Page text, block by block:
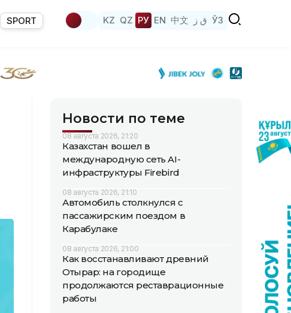
SPORT KZ QZ РУ EN 中文 ق ز ЎЗ
Новости по теме
08 августа 2026, 21:20
Казахстан вошел в
международную сеть AI-
инфраструктуры Firebird
08 августа 2026, 21:10
Автомобиль столкнулся с
пассажирским поездом в
Карабулаке
08 августа 2026, 21:00
Как восстанавливают древний
Отырар: на городище
продолжаются реставрационные
работы